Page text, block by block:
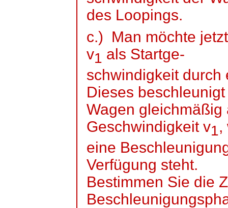
des Loopings.
c.) Man möchte
v1 als Startge-
schwindigkeitdurch
Dieses
Wagen gleichmäßig
Geschwindigkeit v1,
eine
Verfügung steht.
Bestimmen Sie die